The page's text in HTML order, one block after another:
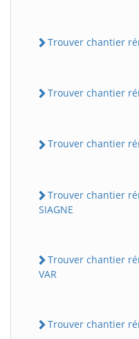
Trouver chantier
Trouver chantier
Trouver chantier
Trouver chantier
SIAGNE
Trouver chantier
VAR
Trouver chantier